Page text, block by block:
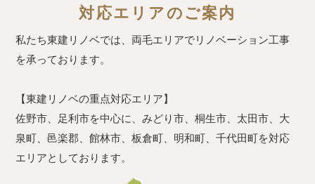
対応エリアのご案内
私たち東建リノベでは、両毛エリアでリノベーション工事
を承っております。
【東建リノベの重点対応エリア】
佐野市、足利市を中心に、みどり市、桐生市、太田市、大
泉町、邑楽郡、館林市、板倉町、明和町、千代田町を対応
エリアとしております。